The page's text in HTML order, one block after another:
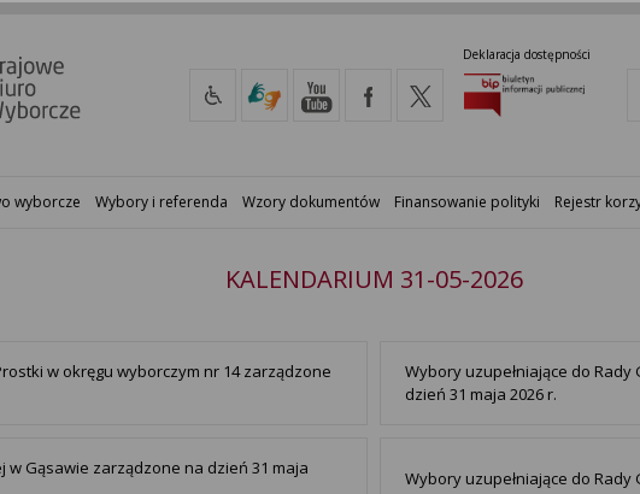
Deklaracja dostępności
wyborcze Wybory i referenda Wzory dokumentów Finansowanie polityki Rejestr
KALENDARIUM 31-05-2026
w okręgu wyborczym nr 14 zarządzone
Wybory uzupełniające do
dzień 31 maja 2026 r.
w Gąsawie zarządzone na dzień 31 maja
Wybory uzupełniające do